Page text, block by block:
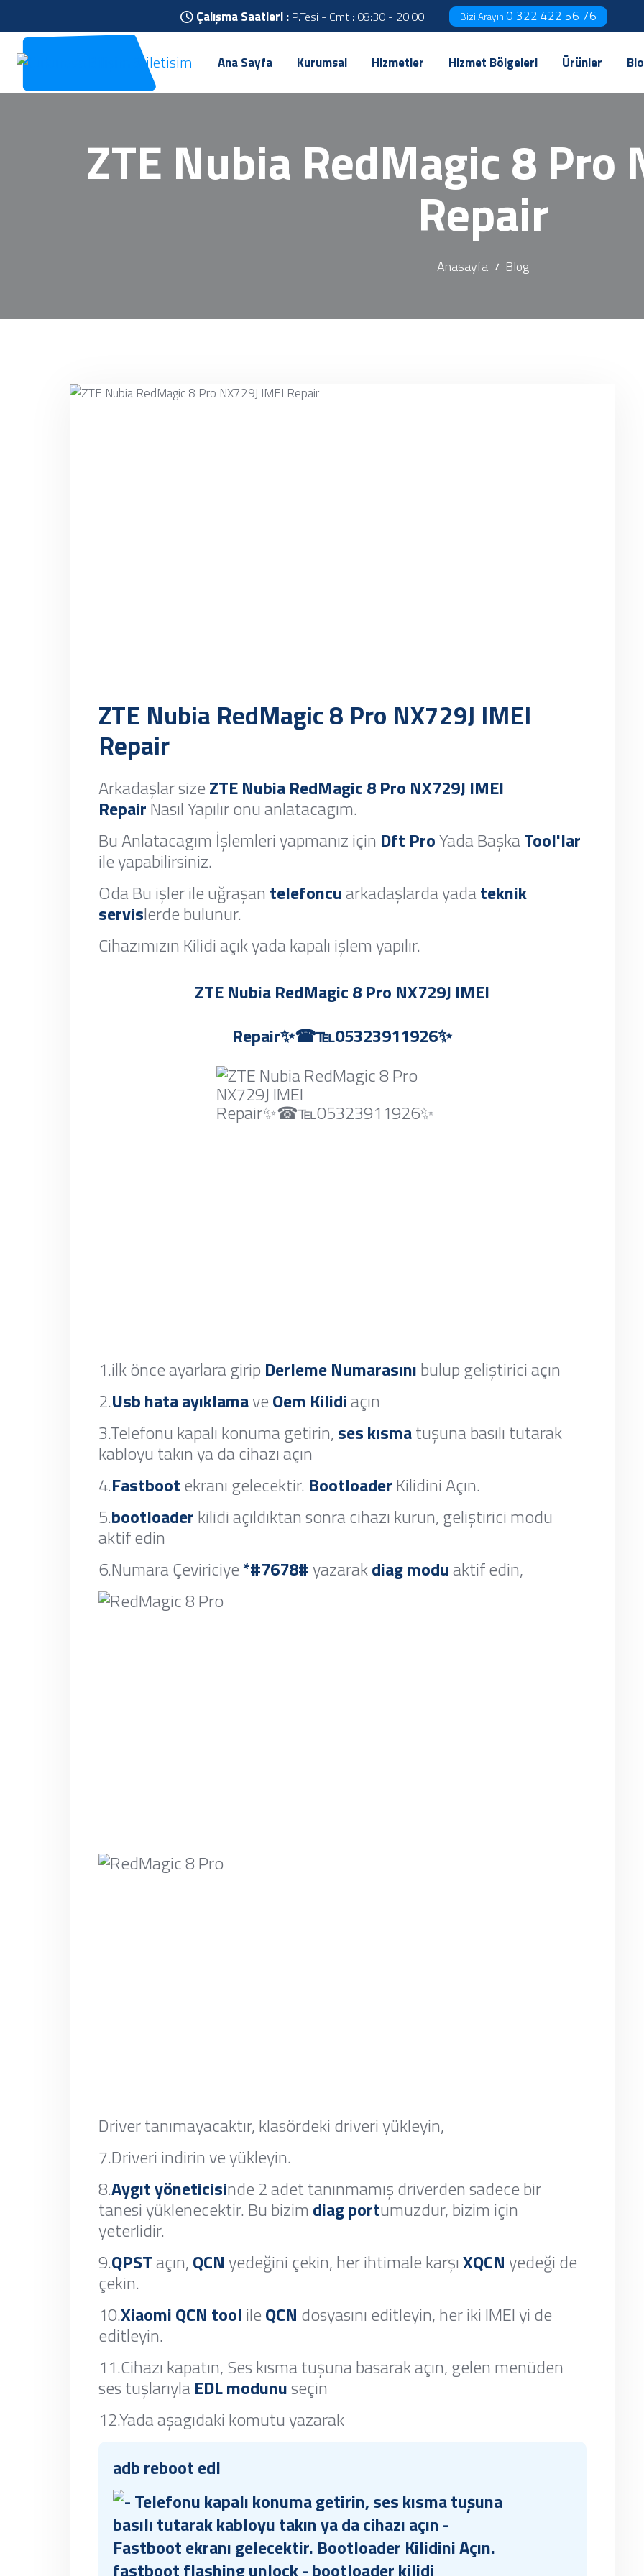
Çalışma Saatleri : P.Tesi - Cmt : 08:30 - 20:00 Bizi Arayın0 322 422 56 76
Ana Sayfa Kurumsal Hizmetler Hizmet Bölgeleri Ürünler
ZTE Nubia RedMagic 8 Pro
Repair
Anasayfa Blog
ZTE Nubia RedMagic 8 Pro NX729J IMEI
Repair
Arkadaşlar sizeZTE Nubia RedMagic 8 Pro NX729J IMEI
RepairNasıl Yapılır onu anlatacagım.
Bu Anlatacagım İşlemleri yapmanız için Dft ProYada BaşkaTool'lar
ile yapabilirsiniz.
Oda Bu işler ile uğraşan telefoncuarkadaşlarda yadateknik
servislerde bulunur.
Cihazımızın Kilidi açık yada kapalı işlem yapılır.
ZTE Nubia RedMagic 8 Pro NX729J IMEI
Repair✨☎℡05323911926✨
1.ilk önce ayarlara girip Derleme Numarasınıbulup geliştirici açın
2.Usb hata ayıklamaveOem Kilidiaçın
3.Telefonu kapalı konuma getirin,ses kısmatuşuna basılı tutarak
kabloyu takın ya da cihazı açın
4.Fastbootekranı gelecektir. BootloaderKilidini Açın.
5.bootloaderkilidi açıldıktan sonra cihazı kurun, geliştirici modu
aktif edin
6.Numara Çeviriciye*#7678#yazarakdiag moduaktif edin,
Driver tanımayacaktır, klasördeki driveri yükleyin,
7.Driveri indirin ve yükleyin.
8.Aygıt yöneticisinde 2 adet tanınmamış driverden sadece bir
tanesi yüklenecektir. Bu bizim diag portumuzdur, bizim için
yeterlidir.
9.QPSTaçın,QCNyedeğini çekin, her ihtimale karşıXQCNyedeği de
çekin.
10.Xiaomi QCN toolileQCN dosyasını editleyin, her iki IMEI yi de
editleyin.
11.Cihazı kapatın, Ses kısma tuşuna basarak açın, gelen menüden
ses tuşlarıylaEDL modunuseçin
12.Yada aşagıdaki komutu yazarak
adb reboot edl